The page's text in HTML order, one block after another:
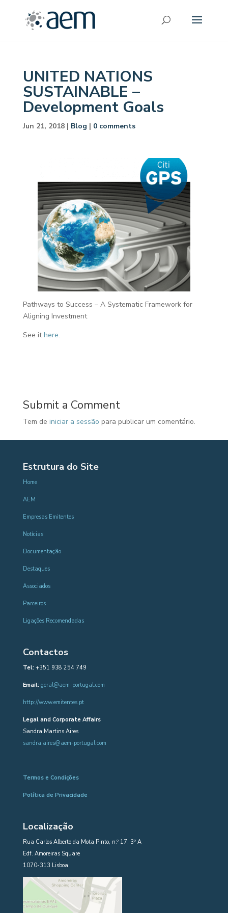
UNITED NATIONS
SUSTAINABLE –
Development Goals
Jun 21, 2018| Blog | 0 comments
Pathways to Success – A Systematic Framework for
Aligning Investment
See ithere.
Submit a Comment
Tem de iniciar a sessão para publicar um comentário.
Estrutura do Site
Home
AEM
Empresas Emitentes
Notícias
Documentação
Destaques
Associados
Parceiros
Ligações Recomendadas
Contactos
Tel:+351 938 254 749
Email: geral@aem-portugal.com
http://www.emitentes.pt
Legal and Corporate Affairs
Sandra Martins Aires
sandra.aires@aem-portugal.com
Termos e Condições
Política de Privacidade
Localização
Rua Carlos Alberto da Mota Pinto, n.º 17, 3º A
Edf. Amoreiras Square
1070-313 Lisboa